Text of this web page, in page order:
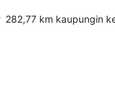
282,77 km kaupungin